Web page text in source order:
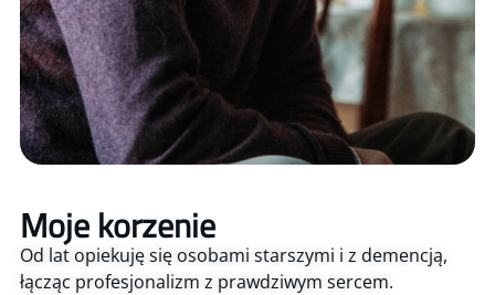
Moje korzenie
Od lat opiekuję się osobami starszymi i z demencją,
łącząc profesjonalizm z prawdziwym sercem.